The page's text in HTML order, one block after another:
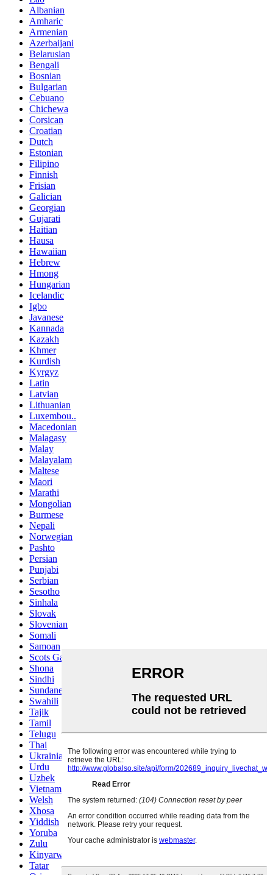
Albanian
Amharic
Armenian
Azerbaijani
Belarusian
Bengali
Bosnian
Bulgarian
Cebuano
Chichewa
Corsican
Croatian
Dutch
Estonian
Filipino
Finnish
Frisian
Galician
Georgian
Gujarati
Haitian
Hausa
Hawaiian
Hebrew
Hmong
Hungarian
Icelandic
Igbo
Javanese
Kannada
Kazakh
Khmer
Kurdish
Kyrgyz
Latin
Latvian
Lithuanian
Luxembou..
Macedonian
Malagasy
Malay
Malayalam
Maltese
Maori
Marathi
Mongolian
Burmese
Nepali
Norwegian
Pashto
Persian
Punjabi
Serbian
Sesotho
Sinhala
Slovak
Slovenian
Somali
Samoan
Scots Gaelic
Shona
Sindhi
Sundanese
Swahili
Tajik
Tamil
Telugu
Thai
Ukrainian
Urdu
Uzbek
Vietnamese
Welsh
Xhosa
Yiddish
Yoruba
Zulu
Kinyarwanda
Tatar